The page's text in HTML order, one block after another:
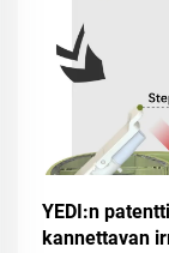
YEDI:n
kannettavan